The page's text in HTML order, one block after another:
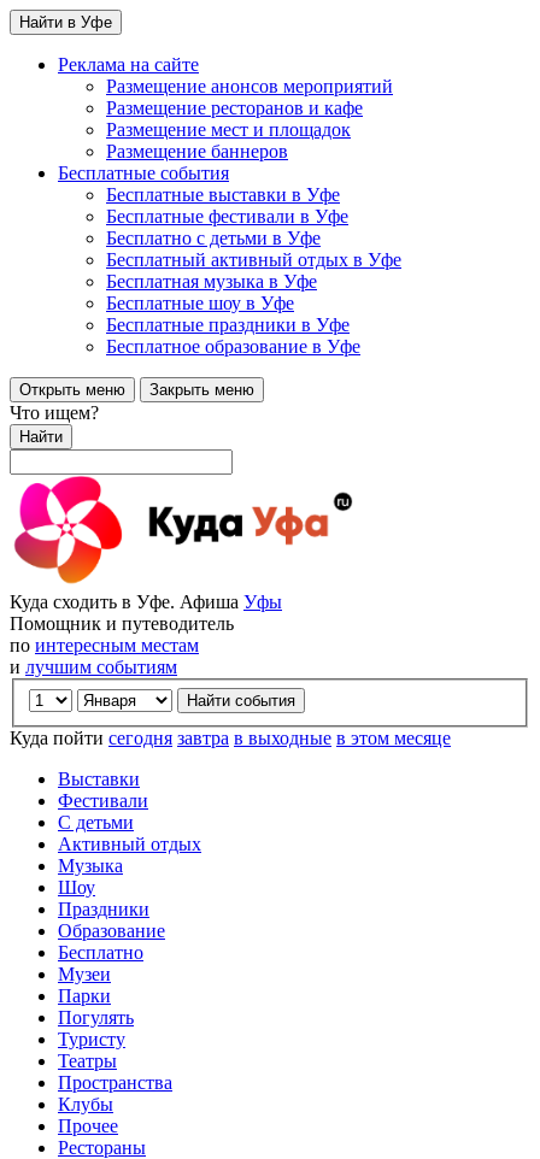
Найти в Уфе
Реклама на сайте
Размещение анонсов мероприятий
Размещение ресторанов и кафе
Размещение мест и площадок
Размещение баннеров
Бесплатные события
Бесплатные выставки в Уфе
Бесплатные фестивали в Уфе
Бесплатно с детьми в Уфе
Бесплатный активный отдых в Уфе
Бесплатная музыка в Уфе
Бесплатные шоу в Уфе
Бесплатные праздники в Уфе
Бесплатное образование в Уфе
Открыть меню Закрыть меню
Что ищем?
Найти
Куда сходить в Уфе. Афиша Уфы
Помощник и путеводитель
по интересным местам
и лучшим событиям
Куда пойти сегодня завтра в выходные в этом месяце
Выставки
Фестивали
С детьми
Активный отдых
Музыка
Шоу
Праздники
Образование
Бесплатно
Музеи
Парки
Погулять
Туристу
Театры
Пространства
Клубы
Прочее
Рестораны